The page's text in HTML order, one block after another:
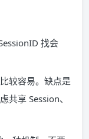
找会
较容易。缺点是
共享 Session、